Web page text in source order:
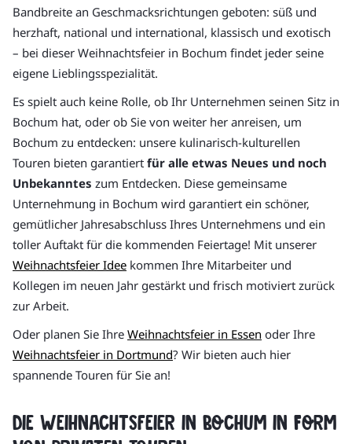
Bandbreite an Geschmacksrichtungen geboten: süß und
herzhaft, national und international, klassisch und exotisch
– bei dieser Weihnachtsfeier in Bochum findet jeder seine
eigene Lieblingsspezialität.
Es spielt auch keine Rolle, ob Ihr Unternehmen seinen Sitz in
Bochum hat, oder ob Sie von weiter her anreisen, um
Bochum zu entdecken: unsere kulinarisch-kulturellen
Touren bieten garantiert für alle etwas Neues und noch
Unbekanntes zum Entdecken. Diese gemeinsame
Unternehmung in Bochum wird garantiert ein schöner,
gemütlicher Jahresabschluss Ihres Unternehmens und ein
toller Auftakt für die kommenden Feiertage! Mit unserer
Weihnachtsfeier Idee kommen Ihre Mitarbeiter und
Kollegen im neuen Jahr gestärkt und frisch motiviert zurück
zur Arbeit.
Oder planen Sie Ihre Weihnachtsfeier in Essen oder Ihre
Weihnachtsfeier in Dortmund? Wir bieten auch hier
spannende Touren für Sie an!
Die Weihnachtsfeier in Bochum in Form